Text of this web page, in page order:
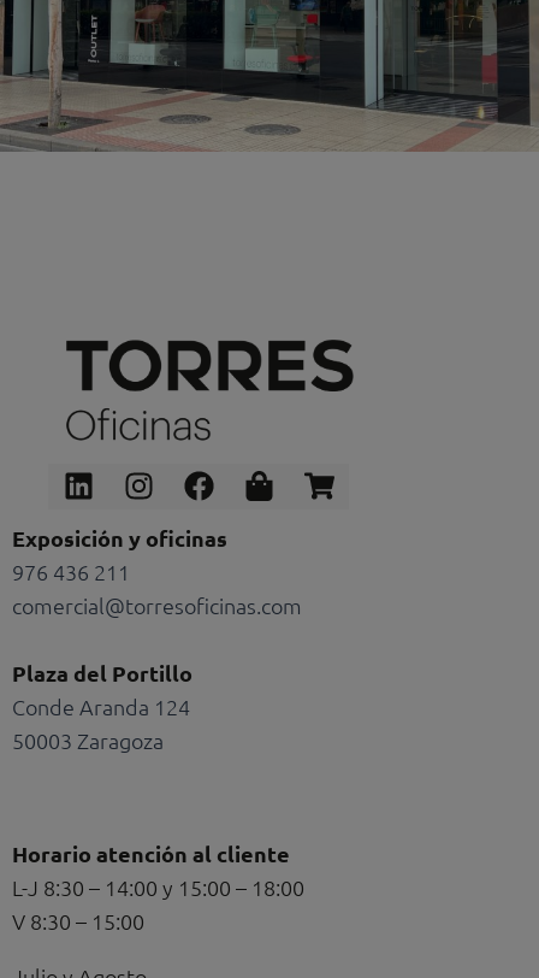
LinkedinInstagram
Facebook
Shopping-
bag
Shopping-
cart
Exposición y oficinas
976 436 211
comercial@torresoficinas.com
Plaza del Portillo
Conde Aranda 124
50003 Zaragoza
Horario atención al cliente
L-J 8:30 – 14:00 y 15:00 – 18:00
V 8:30 – 15:00